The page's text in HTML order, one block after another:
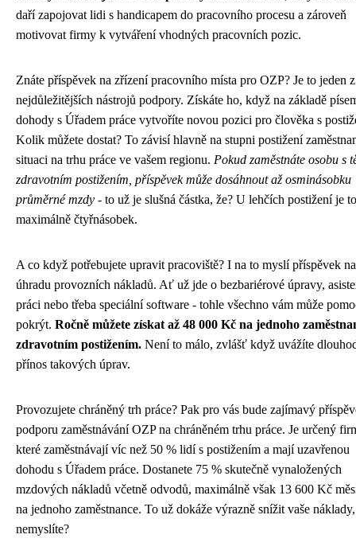
daří zapojovat lidi s handicapem do pracovního procesu a zároveň
motivovat firmy k vytváření vhodných pracovních pozic.
Znáte příspěvek na zřízení pracovního místa pro OZP? Je to jeden z
nejdůležitějších nástrojů podpory. Získáte ho, když na základě
dohody s Úřadem práce vytvoříte novou pozici pro člověka s
Kolik můžete dostat? To závisí hlavně na stupni postižení
situaci na trhu práce ve vašem regionu. Pokud zaměstnáte osobu s
zdravotním postižením, příspěvek může dosáhnout až osminásobku
průměrné mzdy - to už je slušná částka, že? U lehčích postižení je to
maximálně čtyřnásobek.
A co když potřebujete upravit pracoviště? I na to myslí příspěvek na
úhradu provozních nákladů. Ať už jde o bezbariérové úpravy,
práci nebo třeba speciální software - tohle všechno vám může
pokrýt. Ročně můžete získat až 48 000 Kč na jednoho
zdravotním postižením. Není to málo, zvlášť když uvážíte
přínos takových úprav.
Provozujete chráněný trh práce? Pak pro vás bude zajímavý
podporu zaměstnávání OZP na chráněném trhu práce. Je určený
které zaměstnávají víc než 50 % lidí s postižením a mají uzavřenou
dohodu s Úřadem práce. Dostanete 75 % skutečně vynaložených
mzdových nákladů včetně odvodů, maximálně však 13 600 Kč
na jednoho zaměstnance. To už dokáže výrazně snížit vaše náklady,
nemyslíte?